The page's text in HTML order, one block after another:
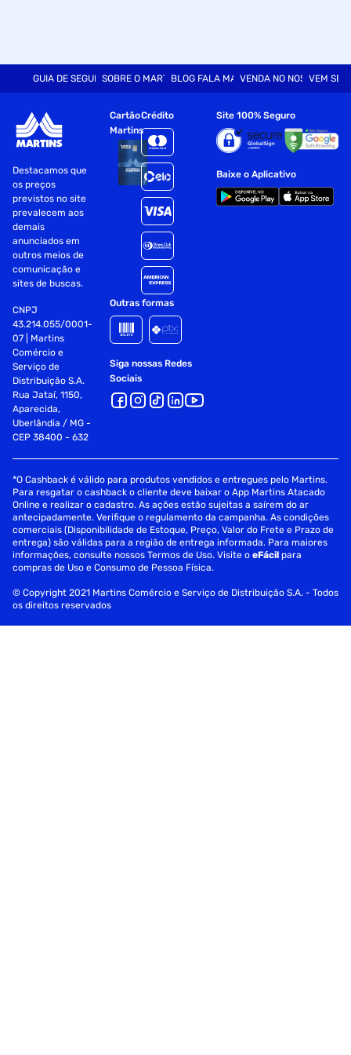
Brilho
Finalização
Perfumação
Com o cabelo seco ou úmido, aplique algumas gotas do óleo
de tratamento na palma das mãos e espalhe bem do
comprimento às pontas
Finalize como preferir
Sem enxágue
Etapas de Uso:
Lavagem
Tratamento
Finalização
Estilização
Fornecedor: Cimex Dist Salon Line
Especificações
Tipo de Cabelo Ondulado, Cacheado e Crespo
Tratamento Selamento
GUIA DE SEGURANÇASOBRE O MARTINSBLOG FALA MARTVENDA NO NOSSO SITE
VEM SER
Destacamos que
os preços
previstos no site
prevalecem aos
demais
anunciados em
outros meios de
comunicação e
sites de buscas.
CNPJ
43.214.055/0001-
07 | Martins
Comércio e
Serviço de
Distribuição S.A.
Rua Jataí, 1150,
Aparecida,
Uberlândia / MG -
CEP 38400 - 632
Cartão
Martins
Crédito
Outras formas
Siga nossas Redes
Sociais
Site 100% Seguro
Baixe o Aplicativo
*O Cashback é válido para produtos vendidos e entregues pelo Martins.
Para resgatar o cashback o cliente deve baixar o App Martins Atacado
Online e realizar o cadastro. As ações estão sujeitas a saírem do ar
antecipadamente. Verifique o regulamento da campanha. As condições
comerciais (Disponibilidade de Estoque, Preço, Valor do Frete e Prazo de
entrega) são válidas para a região de entrega informada. Para maiores
informações, consulte nossos Termos de Uso. Visite oeFácil para
compras de Uso e Consumo de Pessoa Física.
© Copyright 2021 Martins Comércio e Serviço de Distribuição S.A. - Todos
os direitos reservados